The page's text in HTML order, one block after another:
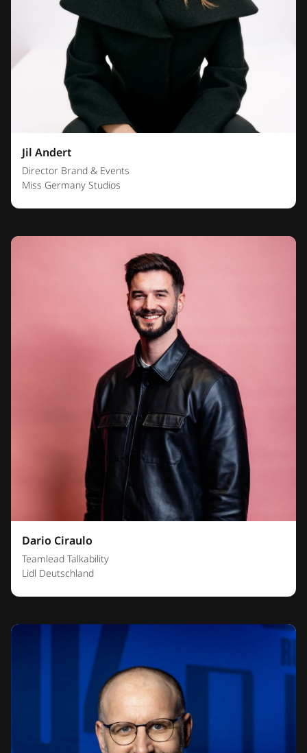
Jil Andert
Director Brand & Events
Miss Germany Studios
Dario Ciraulo
Teamlead Talkability
Lidl Deutschland